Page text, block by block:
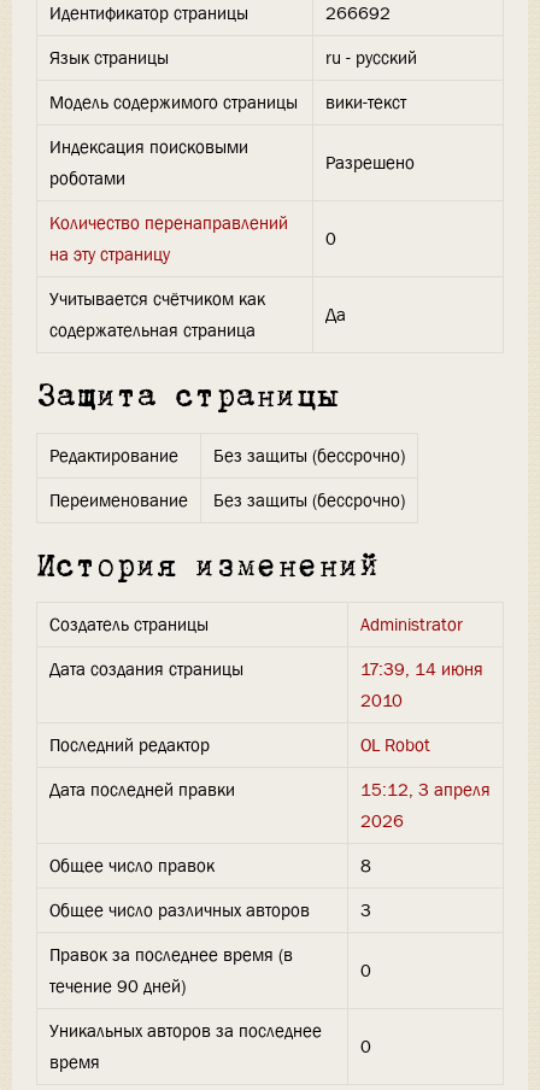
Идентификатор страницы
266692
Язык страницы
ru - русский
Модель содержимого страницы
вики-текст
Индексация поисковыми
роботами
Разрешено
Количество перенаправлений
на эту страницу
0
Учитывается счётчиком как
содержательная страница
Да
Защита страницы
Редактирование
Без защиты (бессрочно)
Переименование
Без защиты (бессрочно)
История изменений
Создатель страницы
Administrator
Дата создания страницы
17:39, 14 июня
2010
Последний редактор
OL Robot
Дата последней правки
15:12, 3 апреля
2026
Общее число правок
8
Общее число различных авторов
3
Правок за последнее время (в
течение 90 дней)
0
Уникальных авторов за последнее
время
0